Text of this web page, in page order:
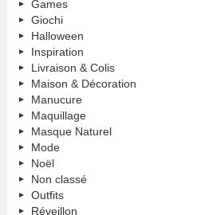
Games
Giochi
Halloween
Inspiration
Livraison & Colis
Maison & Décoration
Manucure
Maquillage
Masque Naturel
Mode
Noël
Non classé
Outfits
Réveillon